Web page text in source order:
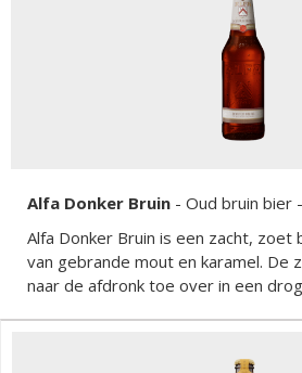
Alfa Donker Bruin - Oud bruin bier
Alfa Donker Bruin is een zacht,
van gebrande mout en karamel. De
naar de afdronk toe over in een